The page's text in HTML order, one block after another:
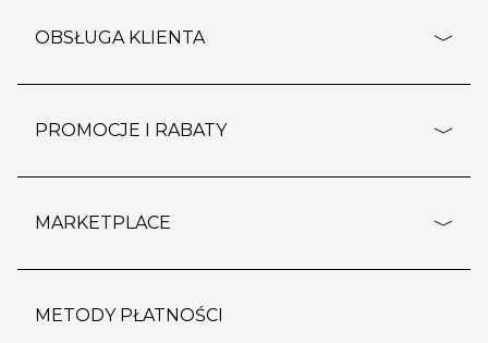
o firmie
polityka prywatności
kontakt
OBSŁUGA KLIENTA
dostawy i płatność
wypis z subskrypcji
regulamin sklepu
pozostałe regulaminy
PROMOCJE I RABATY
outlet
regulaminy promocji
MARKETPLACE
strefa marek
METODY PŁATNOŚCI